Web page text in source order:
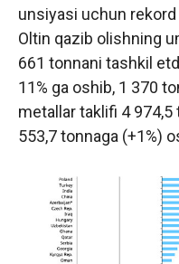
unsiyasi uchun
Oltin qazib olishning
661 tonnani tashkil
11% ga oshib, 1 370
metallar taklifi 4 974,5
553,7 tonnaga (+1%)